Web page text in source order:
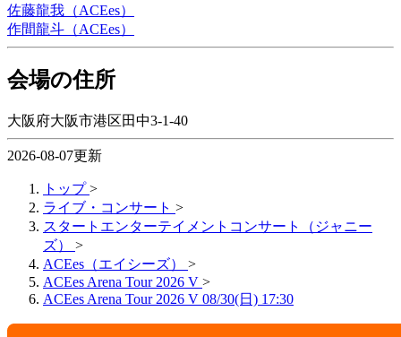
佐藤龍我（ACEes）
作間龍斗（ACEes）
会場の住所
大阪府大阪市港区田中3-1-40
2026-08-07更新
トップ >
ライブ・コンサート >
スタートエンターテイメントコンサート（ジャニー
ズ）
>
ACEes（エイシーズ）
>
ACEes Arena Tour 2026 V >
ACEes Arena Tour 2026 V 08/30(日) 17:30